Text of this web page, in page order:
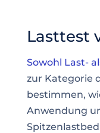
Lasttest
Sowohl Last-
zur Kategorie
bestimmen,
Anwendung